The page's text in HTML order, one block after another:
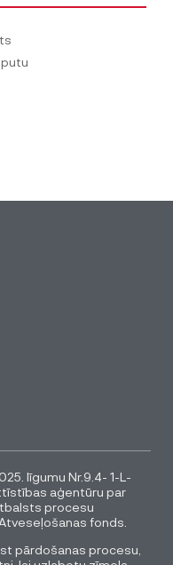
līgumu Nr.9.4- 1-L-
aģentūru par
procesu
fonds.
pārdošanas procesu,